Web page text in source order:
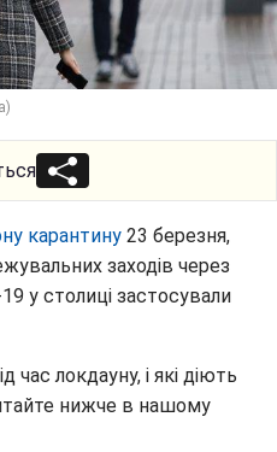
карантину 23 березня,
заходів через
у столиці застосували
час локдауну, і які діють
нижче в нашому